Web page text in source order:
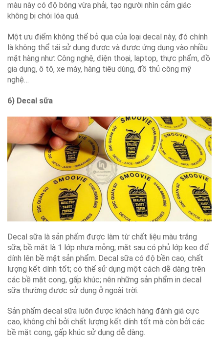
màu này có độ bóng vừa phải, tạo người nhìn cảm giác
không bị chói lóa quá.
Một ưu điểm không thể bỏ qua của loại decal này, đó chính
là không thể tái sử dụng được và được ứng dụng vào nhiều
mặt hàng như: Công nghệ, điện thoại, laptop, thực phẩm, đồ
gia dụng, ô tô, xe máy, hàng tiêu dùng, đồ thủ công mỹ
nghệ…
6) Decal sữa
Decal sữa là sản phẩm được làm từ chất liệu màu trắng
sữa; bề mặt là 1 lớp nhựa mỏng; mặt sau có phủ lớp keo để
dính lên bề mặt sản phẩm. Decal sữa có độ bền cao, chất
lượng kết dính tốt; có thể sử dụng một cách dễ dàng trên
các bề mặt cong, gấp khúc; nên những sản phẩm in decal
sữa thường được sử dụng ở ngoài trời.
Sản phẩm decal sữa luôn được khách hàng đánh giá cực
cao, không chỉ bởi chất lượng kết dính tốt mà còn bởi các
bề mặt cong, gấp khúc sử dụng dễ dàng.